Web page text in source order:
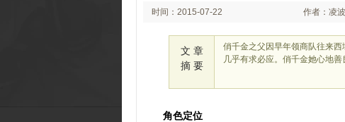
时间：2015-07-22 作者：凌
文 章
摘 要
俏千金之父因早年领商队往来西
几乎有求必应。俏千金她心地善
角色定位